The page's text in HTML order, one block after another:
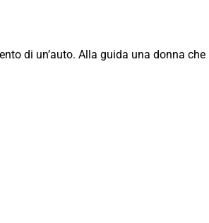
di un’auto. Alla guida una donna che